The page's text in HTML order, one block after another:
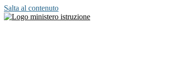
Salta al contenuto